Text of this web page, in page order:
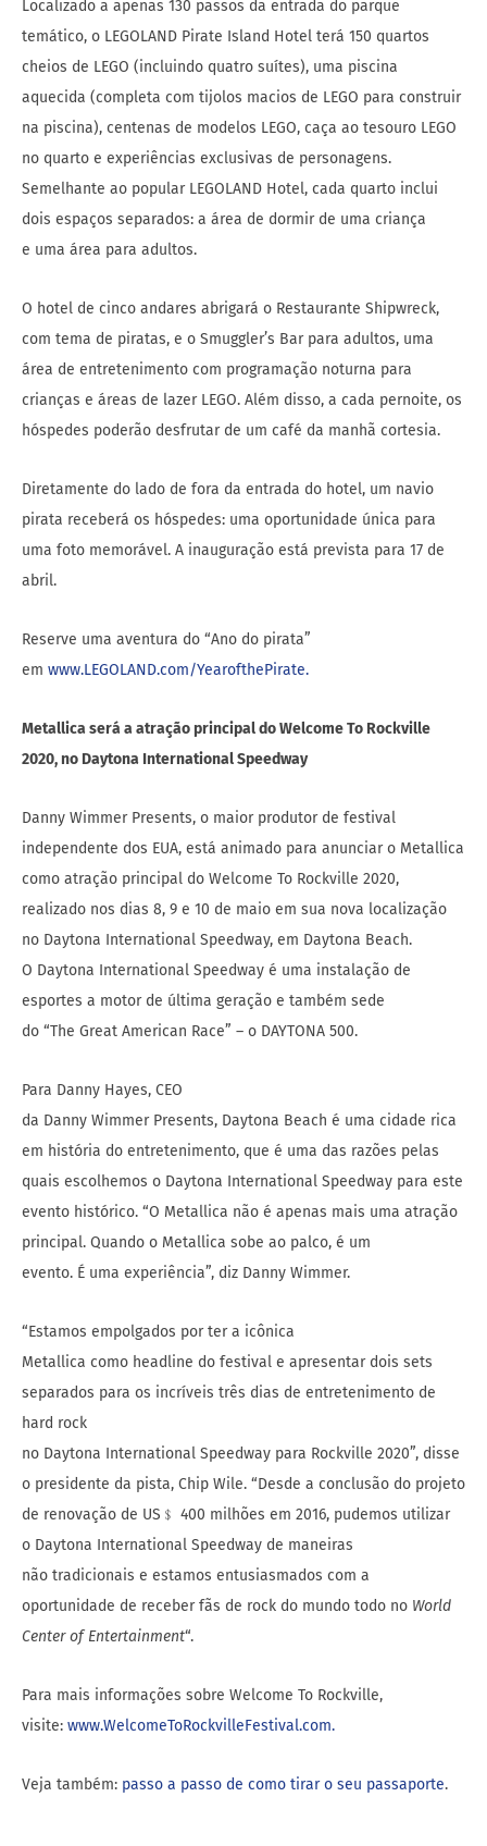
Localizado a apenas 130 passos da entrada do parque
temático, o LEGOLAND Pirate Island Hotel terá 150 quartos
cheios de LEGO (incluindo quatro suítes), uma piscina
aquecida (completa com tijolos macios de LEGO para construir
na piscina), centenas de modelos LEGO, caça ao tesouro LEGO
no quarto e experiências exclusivas de personagens.
Semelhante ao popular LEGOLAND Hotel, cada quarto inclui
dois espaços separados: a área de dormir de uma criança
e uma área para adultos.
O hotel de cinco andares abrigará o Restaurante Shipwreck,
com tema de piratas, e o Smuggler’s Bar para adultos, uma
área de entretenimento com programação noturna para
crianças e áreas de lazer LEGO. Além disso, a cada pernoite, os
hóspedes poderão desfrutar de um café da manhã cortesia.
Diretamente do lado de fora da entrada do hotel, um navio
pirata receberá os hóspedes: uma oportunidade única para
uma foto memorável. A inauguração está prevista para 17 de
abril.
Reserve uma aventura do “Ano do pirata”
em www.LEGOLAND.com/YearofthePirate.
Metallica será a atração principal do Welcome To Rockville
2020, no Daytona International Speedway
Danny Wimmer Presents, o maior produtor de festival
independente dos EUA, está animado para anunciar o Metallica
como atração principal do Welcome To Rockville 2020,
realizado nos dias 8, 9 e 10 de maio em sua nova localização
no Daytona International Speedway, em Daytona Beach.
O Daytona International Speedway é uma instalação de
esportes a motor de última geração e também sede
do “The Great American Race” – o DAYTONA 500.
Para Danny Hayes, CEO
da Danny Wimmer Presents, Daytona Beach é uma cidade rica
em história do entretenimento, que é uma das razões pelas
quais escolhemos o Daytona International Speedway para este
evento histórico. “O Metallica não é apenas mais uma atração
principal. Quando o Metallica sobe ao palco, é um
evento. É uma experiência”, diz Danny Wimmer.
“Estamos empolgados por ter a icônica
Metallica como headline do festival e apresentar dois sets
separados para os incríveis três dias de entretenimento de
hard rock
no Daytona International Speedway para Rockville 2020”, disse
o presidente da pista, Chip Wile. “Desde a conclusão do projeto
de renovação de US﹩ 400 milhões em 2016, pudemos utilizar
o Daytona International Speedway de maneiras
não tradicionais e estamos entusiasmados com a
oportunidade de receber fãs de rock do mundo todo no World
Centerof Entertainment“.
Para mais informações sobre Welcome To Rockville,
visite: www.WelcomeToRockvilleFestival.com.
Veja também: passo a passo de como tirar o seu passaporte.